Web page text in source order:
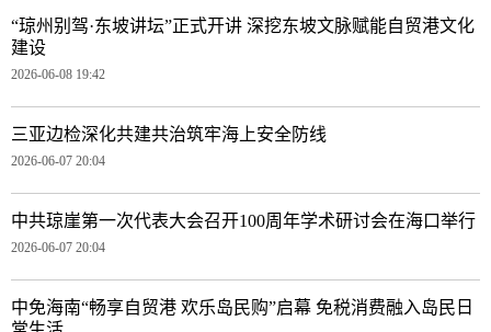
“琼州别驾·东坡讲坛”正式开讲 深挖东坡文脉赋能自贸港文化
建设
2026-06-08 19:42
三亚边检深化共建共治筑牢海上安全防线
2026-06-07 20:04
中共琼崖第一次代表大会召开100周年学术研讨会在海口举行
2026-06-07 20:04
中免海南“畅享自贸港 欢乐岛民购”启幕 免税消费融入岛民日